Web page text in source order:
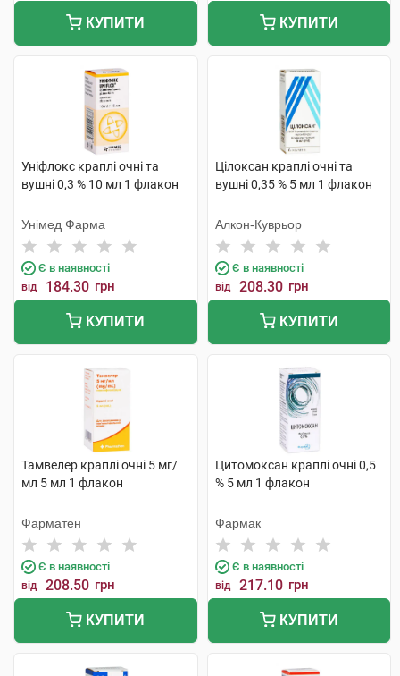
КУПИТИ КУПИТИ
Уніфлокс краплі очні та
вушні 0,3 % 10 мл 1 флакон
Унімед Фарма
Є в наявності
від 184.30 грн
КУПИТИ
Цілоксан краплі очні та
вушні 0,35 % 5 мл 1 флакон
Алкон-Куврьор
Є в наявності
від 208.30 грн
КУПИТИ
Тамвелер краплі очні 5 мг/
мл 5 мл 1 флакон
Фарматен
Є в наявності
від 208.50 грн
КУПИТИ
Цитомоксан краплі очні 0,5
% 5 мл 1 флакон
Фармак
Є в наявності
від 217.10 грн
КУПИТИ